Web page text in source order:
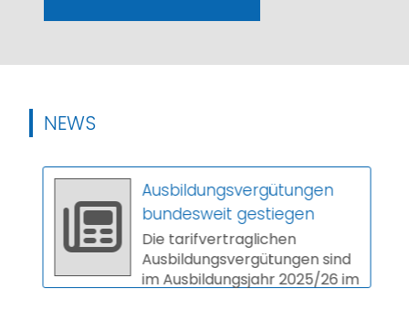
NEWS
Ausbildungsvergütungen
bundesweit gestiegen
Die tarifvertraglichen
Ausbildungsvergütungen sind
im Ausbildungsjahr 2025/26 im